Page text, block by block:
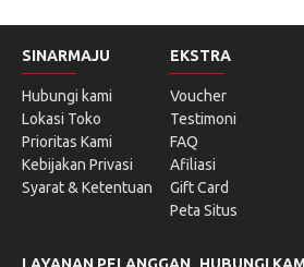
SINARMAJU
Hubungi kami
Lokasi Toko
Prioritas Kami
Kebijakan Privasi
Syarat & Ketentuan
EKSTRA
Voucher
Testimoni
FAQ
Afiliasi
Gift Card
Peta Situs